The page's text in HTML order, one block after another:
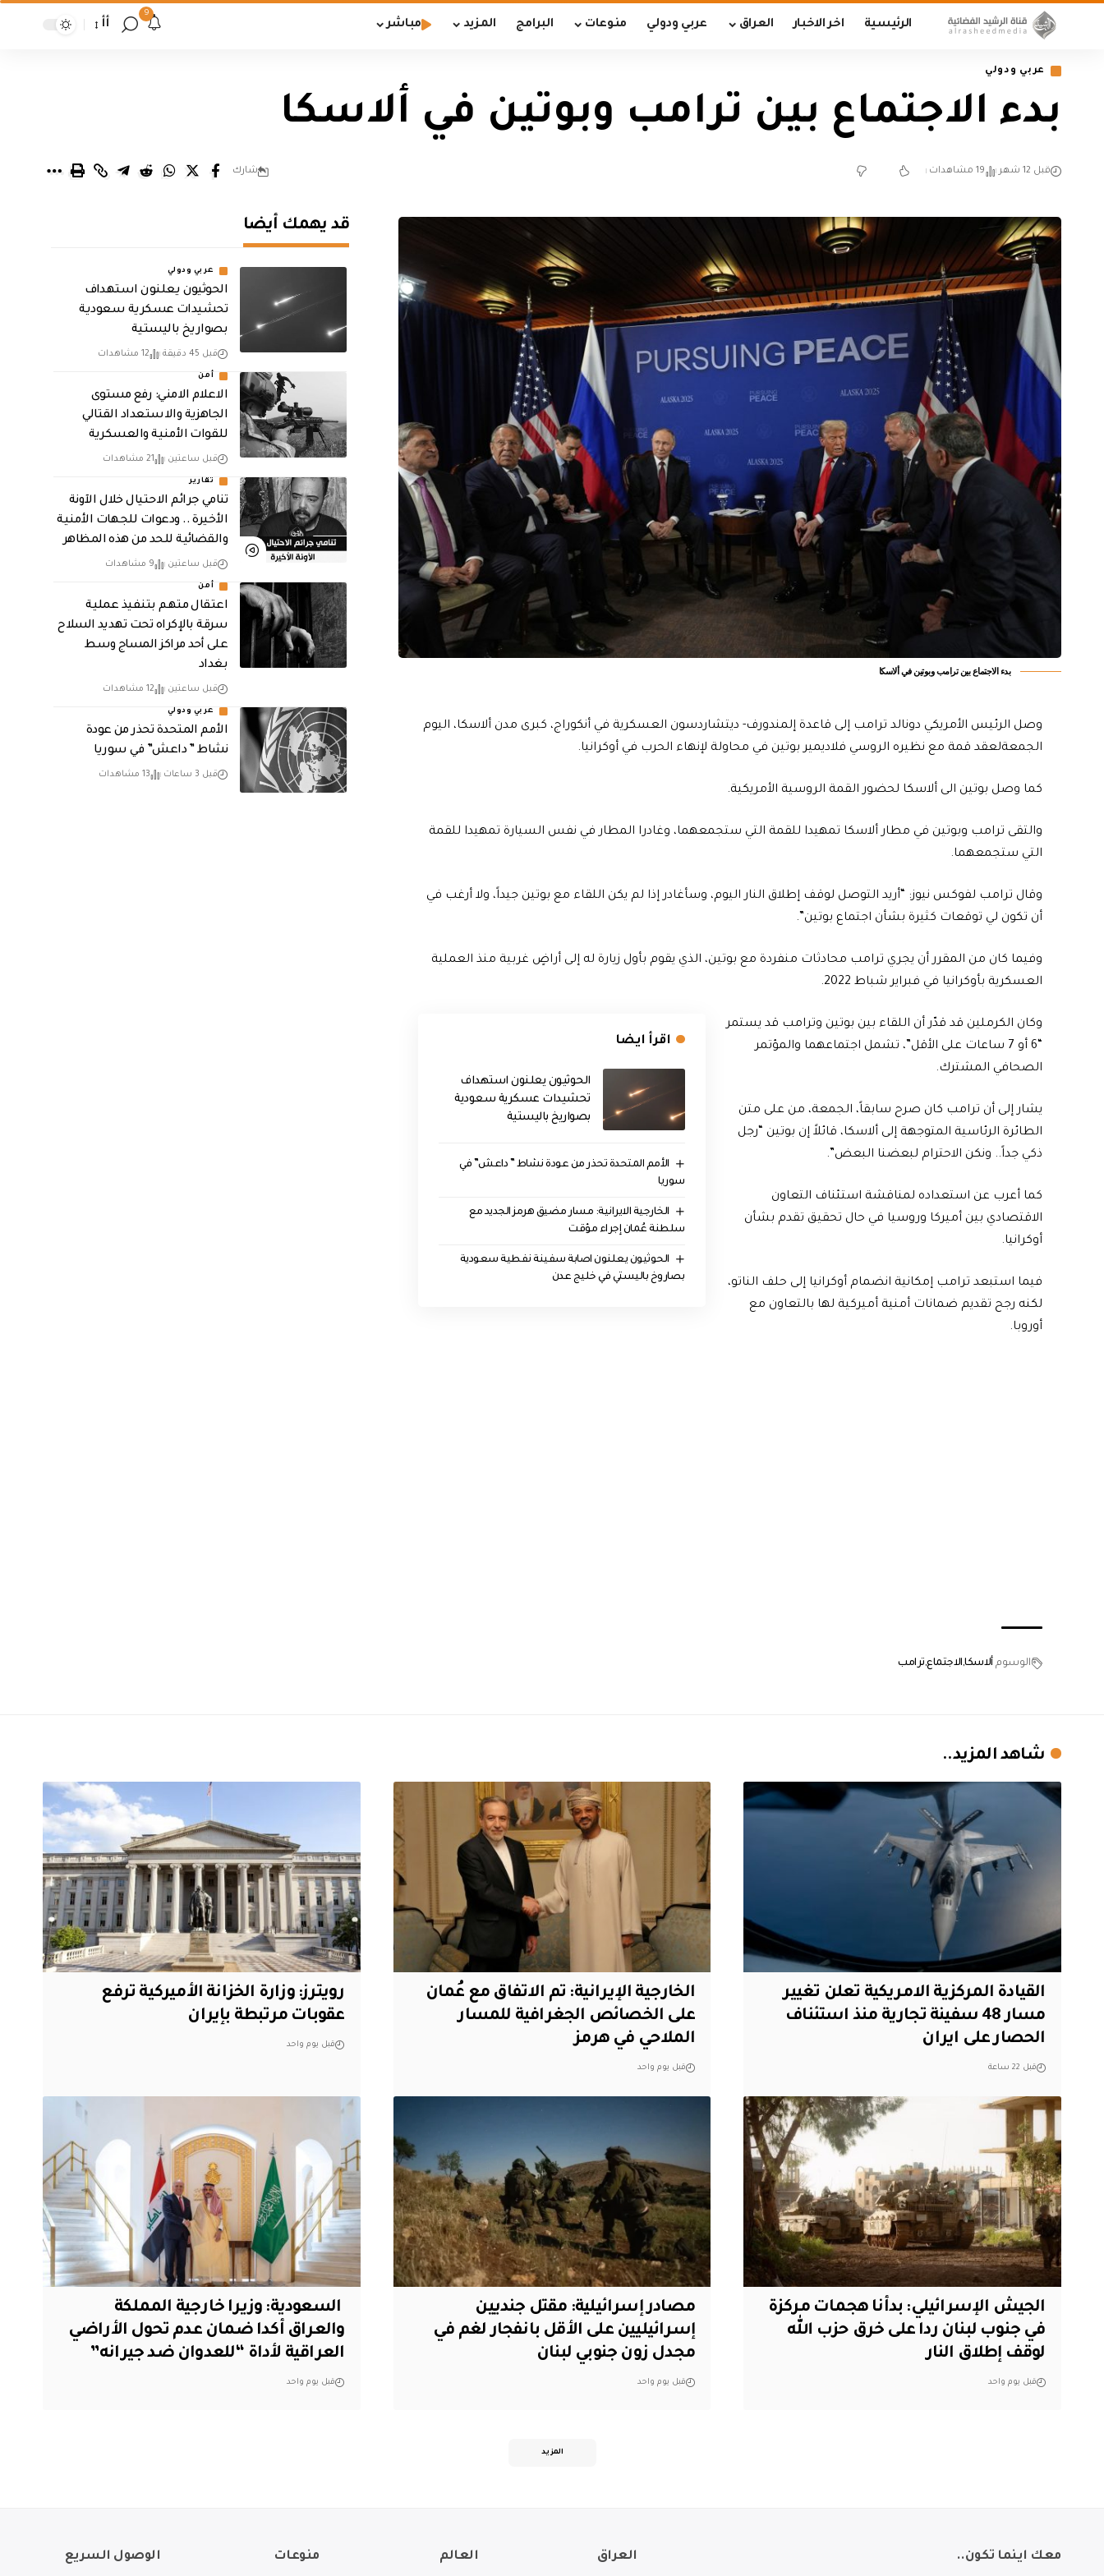
الرئيسية اخر الاخبار العراق عربي ودولي منوعات البرامج المزيد مباشر
9
أأ
عربي ودولي
بدء الاجتماع بين ترامب وبوتين في ألاسكا
قبل 12 شهر 19 مشاهدات شارك
بدء الاجتماع بين ترامب وبوتين في ألاسكا
وصل الرئيس الأمريكي دونالد ترامب إلى قاعدة إلمندورف- ديتشاردسون العسكرية في أنكوراج، كبرى مدن ألاسكا، اليوم
الجمعةلعقد قمة مع نظيره الروسي فلاديمير بوتين في محاولة لإنهاء الحرب في أوكرانيا.
كما وصل بوتين الى ألاسكا لحضور القمة الروسية الأمريكية.
والتقى ترامب وبوتين في مطار ألاسكا تمهيدا للقمة التي ستجمعهما، وغادرا المطار في نفس السيارة تمهيدا للقمة
التي ستجمعهما.
وقال ترامب لفوكس نيوز: “أريد التوصل لوقف إطلاق النار اليوم، وسأغادر إذا لم يكن اللقاء مع بوتين جيداً، ولا أرغب في
أن تكون لي توقعات كثيرة بشأن اجتماع بوتين”.
وفيما كان من المقرر أن يجري ترامب محادثات منفردة مع بوتين، الذي يقوم بأول زيارة له إلى أراضٍ غربية منذ العملية
العسكرية بأوكرانيا في فبراير شباط 2022.
اقرأ ايضا
الحوثيون يعلنون استهداف
تحشيدات عسكرية سعودية
بصواريخ باليستية
الأمم المتحدة تحذر من عودة نشاط ” داعش” في
سوريا
الخارجية الايرانية: مسار مضيق هرمز الجديد مع
سلطنة عُمان إجراء مؤقت
الحوثيون يعلنون اصابة سفينة نفطية سعودية
بصاروخ باليستي في خليج عدن
وكان الكرملين قد قدّر أن اللقاء بين بوتين وترامب قد يستمر
“6 أو 7 ساعات على الأقل”، تشمل اجتماعهما والمؤتمر
الصحافي المشترك.
يشار إلى أن ترامب كان صرح سابقاً، الجمعة، من على متن
الطائرة الرئاسية المتوجهة إلى ألاسكا، قائلاً إن بوتين “رجل
ذكي جداً.. ونكن الاحترام لبعضنا البعض”.
كما أعرب عن استعداده لمناقشة استئناف التعاون
الاقتصادي بين أميركا وروسيا في حال تحقيق تقدم بشأن
أوكرانيا.
فيما استبعد ترامب إمكانية انضمام أوكرانيا إلى حلف الناتو،
لكنه رجح تقديم ضمانات أمنية أميركية لها بالتعاون مع
أوروبا.
الوسوم ألاسكا الاجتماع ترامب
قد يهمك أيضا
عربي ودولي
الحوثيون يعلنون استهداف
تحشيدات عسكرية سعودية
بصواريخ باليستية
قبل 45 دقيقة 12 مشاهدات
أمن
الاعلام الامني: رفع مستوى
الجاهزية والاستعداد القتالي
للقوات الأمنية والعسكرية
قبل ساعتين 21 مشاهدات
تقارير
تنامي جرائم الاحتيال خلال الآونة
الأخيرة .. ودعوات للجهات الأمنية
والقضائية للحد من هذه المظاهر
قبل ساعتين 9 مشاهدات
أمن
اعتقال متهم بتنفيذ عملية
سرقة بالإكراه تحت تهديد السلاح
على أحد مراكز المساج وسط
بغداد
قبل ساعتين 12 مشاهدات
عربي ودولي
الأمم المتحدة تحذر من عودة
نشاط ” داعش” في سوريا
قبل 3 ساعات 13 مشاهدات
شاهد المزيد..
القيادة المركزية الامريكية تعلن تغيير
مسار 48 سفينة تجارية منذ استئناف
الحصار على ايران
قبل 22 ساعة
‏الخارجية الإيرانية: تم الاتفاق مع عُمان
على الخصائص الجغرافية للمسار
الملاحي في هرمز
قبل يوم واحد
‏رويترز: وزارة الخزانة الأميركية ترفع
عقوبات مرتبطة بإيران
قبل يوم واحد
الجيش الإسرائيلي: بدأنا هجمات مركزة
في جنوب لبنان ردا على خرق حزب الله
لوقف إطلاق النار
قبل يوم واحد
مصادر إسرائيلية: مقتل جنديين
إسرائيليين على الأقل بانفجار لغم في
مجدل زون جنوبي لبنان
قبل يوم واحد
‏ السعودية: وزيرا خارجية المملكة
والعراق أكدا ضمان عدم تحول الأراضي
العراقية لأداة “للعدوان ضد جيرانه”
قبل يوم واحد
المزيد
معك اينما تكون.. العراق العالم منوعات الوصول السريع